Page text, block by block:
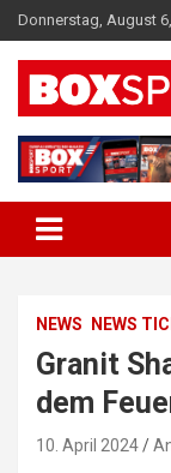
Skip
to
content
Donnerstag, August
NEWS NEWS
Granit
dem
10. April 2024